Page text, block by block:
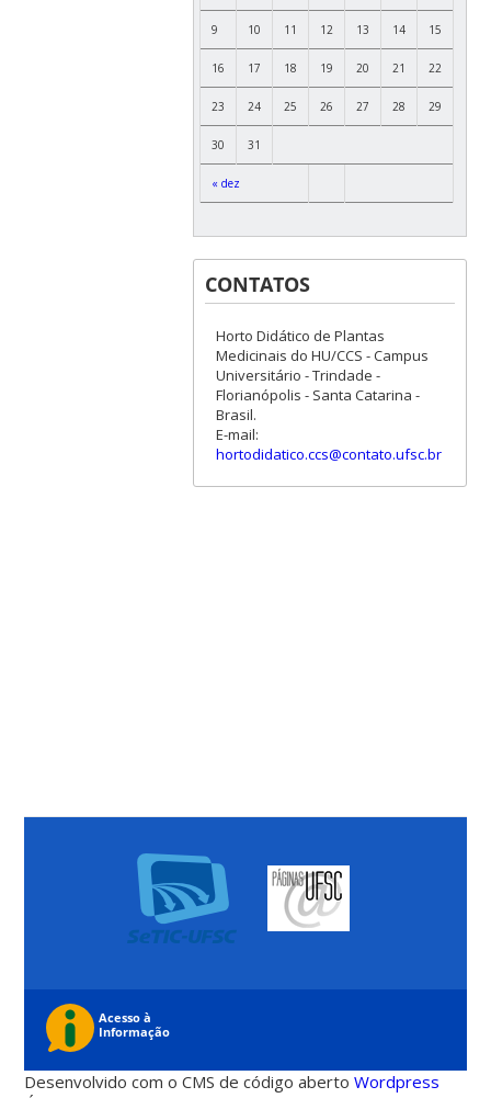
« dez
9 10 11 12 13 14 15
16 17 18 19 20 21 22
23 24 25 26 27 28 29
30 31
CONTATOS
Horto Didático de Plantas
Medicinais do HU/CCS - Campus
Universitário - Trindade -
Florianópolis - Santa Catarina -
Brasil.
E-mail:
hortodidatico.ccs@contato.ufsc.br
Desenvolvido com o CMS de código abertoWordpress